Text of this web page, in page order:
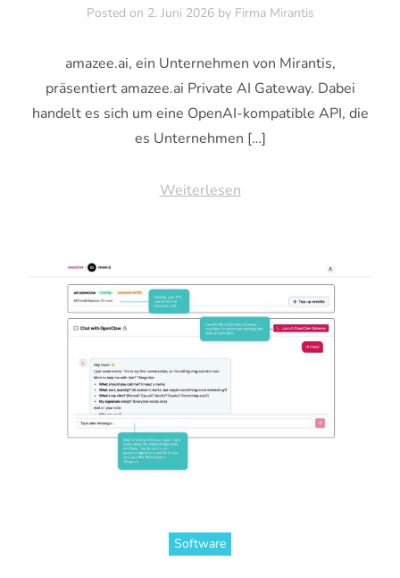
Posted on 2. Juni 2026by Firma Mirantis
amazee.ai, ein Unternehmen von Mirantis,
präsentiert amazee.ai Private AI Gateway. Dabei
handelt es sich um eine OpenAI-kompatible API, die
es Unternehmen […]
Weiterlesen
Software